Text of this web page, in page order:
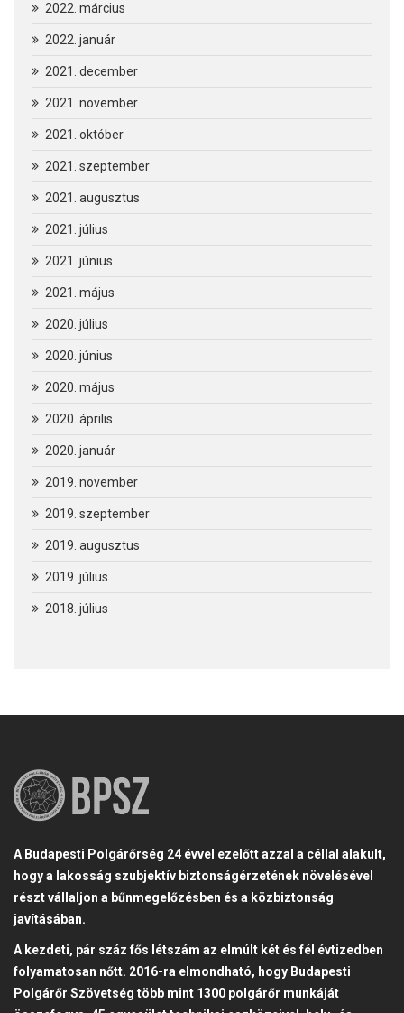
2022. március
2022. január
2021. december
2021. november
2021. október
2021. szeptember
2021. augusztus
2021. július
2021. június
2021. május
2020. július
2020. június
2020. május
2020. április
2020. január
2019. november
2019. szeptember
2019. augusztus
2019. július
2018. július
A Budapesti Polgárőrség 24 évvel ezelőtt azzal a céllal alakult,
hogy a lakosság szubjektív biztonságérzetének növelésével
részt vállaljon a bűnmegelőzésben és a közbiztonság
javításában.
A kezdeti, pár száz fős létszám az elmúlt két és fél évtizedben
folyamatosan nőtt. 2016-ra elmondható, hogy Budapesti
Polgárőr Szövetség több mint 1300 polgárőr munkáját